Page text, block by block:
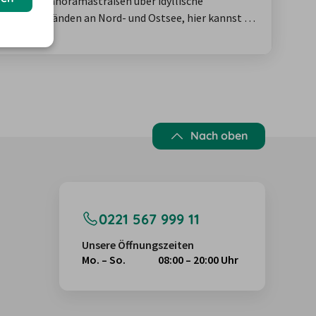
Stränden an Nord- und Ostsee, hier kannst du
und ganz nach deinem eigenen Rhythmus
findest du vielfältige Tipps für Roadtrips,
Nach oben
0221 567 999 11
Unsere Öffnungszeiten
Mo. – So.
08:00 – 20:00 Uhr